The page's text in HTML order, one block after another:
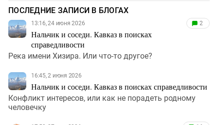
ПОСЛЕДНИЕ ЗАПИСИ В БЛОГАХ
13:16, 24 июня 2026
Нальчик и соседи. Кавказ в поисках
справедливости
2
Река имени Хизира. Или что-то другое?
16:45, 2 июня 2026
Нальчик и соседи. Кавказ в поисках справедливости
Конфликт интересов, или как не порадеть родному
человечку